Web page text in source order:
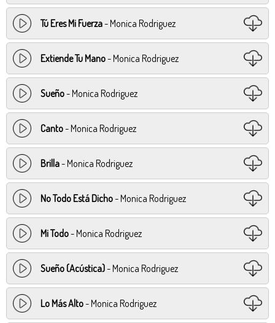
Tú Eres Mi Fuerza- Monica Rodriguez
Extiende Tu Mano- Monica Rodriguez
Sueño- Monica Rodriguez
Canto- Monica Rodriguez
Brilla- Monica Rodriguez
No Todo Está Dicho- Monica Rodriguez
Mi Todo- Monica Rodriguez
Sueño (Acústica)- Monica Rodriguez
Lo Más Alto- Monica Rodriguez